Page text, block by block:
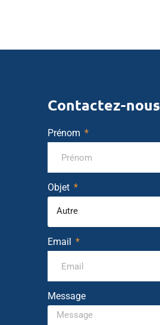
Contactez-nous
Prénom
Objet
Autre
Email
Message